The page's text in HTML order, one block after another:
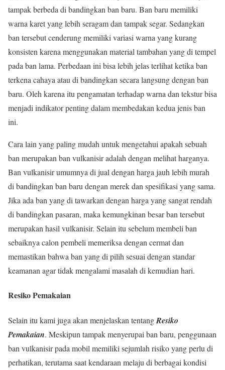
tampak berbeda di bandingkan ban baru. Ban baru memiliki
warna karet yang lebih seragam dan tampak segar. Sedangkan
ban tersebut cenderung memiliki variasi warna yang kurang
konsisten karena menggunakan material tambahan yang di tempel
pada ban lama. Perbedaan ini bisa lebih jelas terlihat ketika ban
terkena cahaya atau di bandingkan secara langsung dengan ban
baru. Oleh karena itu pengamatan terhadap warna dan tekstur bisa
menjadi indikator penting dalam membedakan kedua jenis ban
ini.
Cara lain yang paling mudah untuk mengetahui apakah sebuah
ban merupakan ban vulkanisir adalah dengan melihat harganya.
Ban vulkanisir umumnya di jual dengan harga jauh lebih murah
di bandingkan ban baru dengan merek dan spesifikasi yang sama.
Jika ada ban yang di tawarkan dengan harga yang sangat rendah
di bandingkan pasaran, maka kemungkinan besar ban tersebut
merupakan hasil vulkanisir. Selain itu sebelum membeli ban
sebaiknya calon pembeli memeriksa dengan cermat dan
memastikan bahwa ban yang di pilih sesuai dengan standar
keamanan agar tidak mengalami masalah di kemudian hari.
Resiko Pemakaian
Selain itu kami juga akan menjelaskan tentangResiko
Pemakaian. Meskipun tampak menyerupai ban baru, penggunaan
ban vulkanisir pada mobil memiliki sejumlah risiko yang perlu di
perhatikan, terutama saat kendaraan melaju di berbagai kondisi